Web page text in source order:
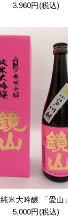
3,960円(税込)
純米大吟醸 「愛山」
5,000円(税込)